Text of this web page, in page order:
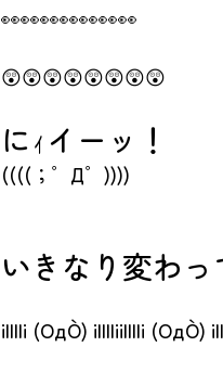
👀👀👀👀👀👀👀
😲😲😲😲😲😲😲😲
にｨイーッ！
((((；゜Д゜))))
いきなり変わ
il||li (OдO`) il||liil||li (OдO`)